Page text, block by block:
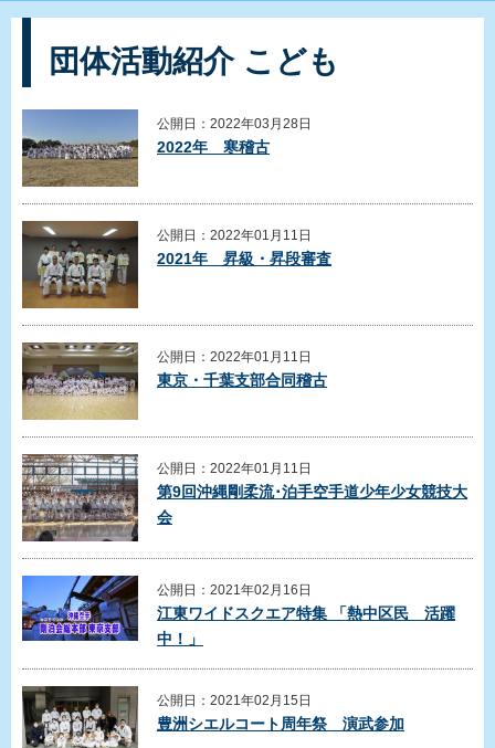
団体活動紹介 こども
公開日：2022年03月28日
2022年 寒稽古
公開日：2022年01月11日
2021年 昇級・昇段審査
公開日：2022年01月11日
東京・千葉支部合同稽古
公開日：2022年01月11日
第9回沖縄剛柔流･泊手空手道少年少女競技大
会
公開日：2021年02月16日
江東ワイドスクエア特集 「熱中区民 活躍
中！」
公開日：2021年02月15日
豊洲シエルコート周年祭 演武参加